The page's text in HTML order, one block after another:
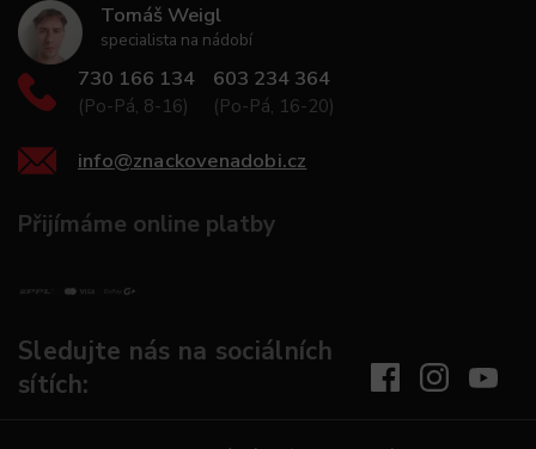
Tomáš Weigl
specialista na nádobí
730 166 134
(Po-Pá, 8-16)
603 234 364
(Po-Pá, 16-20)
info@znackovenadobi.cz
Přijímáme online platby
Sledujte nás na sociálních
sítích: